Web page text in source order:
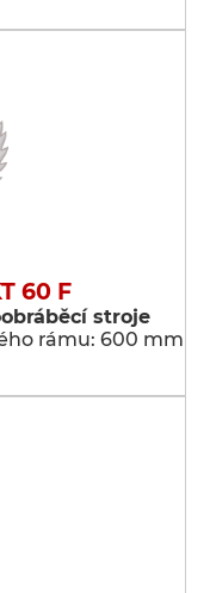
60 F
stroje
rámu: 600 mm